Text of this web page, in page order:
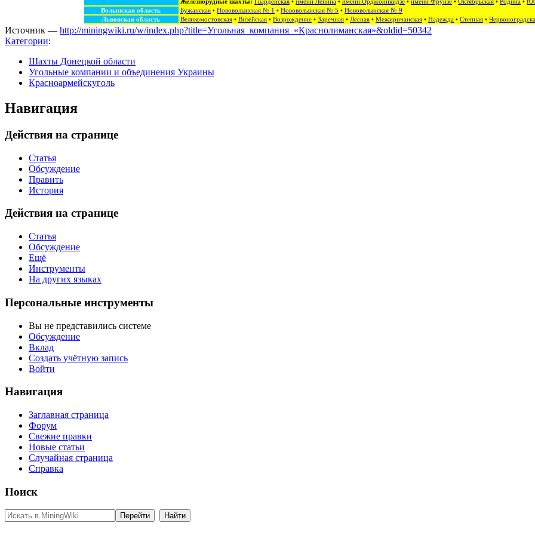
Железнорудные шахты: Гвардейская • имени Ленина • имени Орджоникидзе • имени Фрунзе • Октябрьская • Родина •
Волынская область
Бужанская • Нововолынская № 1 • Нововолынская № 5 • Нововолынская № 9
Львовская область
Великомостовская • Визейская • Возрождение • Заречная • Лесная • Межиричанская • Надежда • Степная •
Источник — http://miningwiki.ru/w/index.php?title=Угольная_компания_«Краснолиманская»&oldid=50342
Категории:
Шахты Донецкой области
Угольные компании и объединения Украины
Красноармейскуголь
Навигация
Действия на странице
Статья
Обсуждение
Править
История
Действия на странице
Статья
Обсуждение
Ещё
Инструменты
На других языках
Персональные инструменты
Вы не представились системе
Обсуждение
Вклад
Создать учётную запись
Войти
Навигация
Заглавная страница
Форум
Свежие правки
Новые статьи
Случайная страница
Справка
Поиск